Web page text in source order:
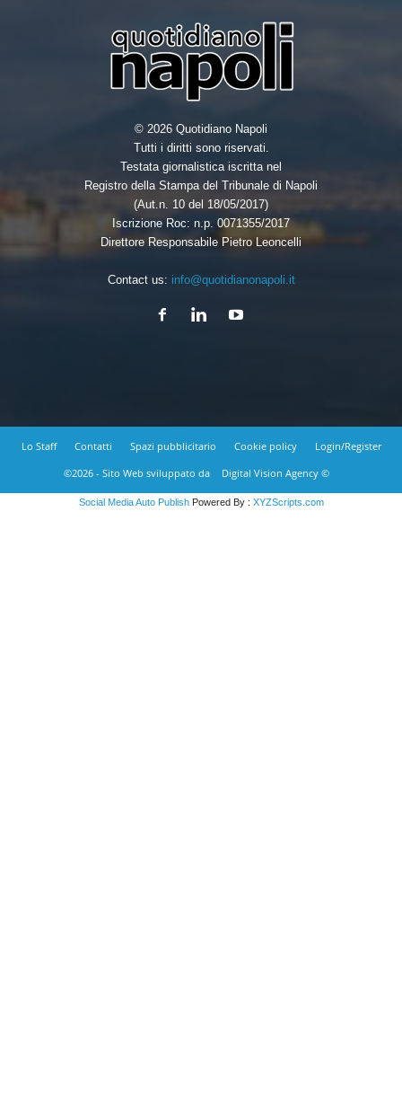
© 2026 Quotidiano Napoli
Tutti i diritti sono riservati.
Testata giornalistica iscritta nel
Registro della Stampa del Tribunale di Napoli
(Aut.n. 10 del 18/05/2017)
Iscrizione Roc: n.p. 0071355/2017
Direttore Responsabile Pietro Leoncelli
Contact us: info@quotidianonapoli.it
Lo Staff Contatti Spazi pubblicitario Cookie policy
Login/Register
©2026 - Sito Web sviluppato da
Digital Vision Agency ©
Social Media Auto PublishPowered By : XYZScripts.com